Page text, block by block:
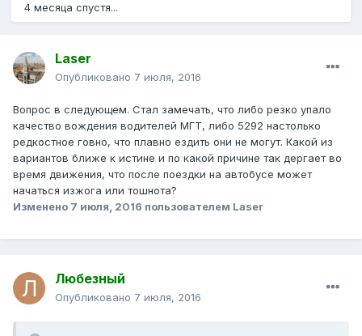
4 месяца спустя...
Laser
Опубликовано 7 июля, 2016
Вопрос в следующем. Стал замечать, что либо резко упало
качество вождения водителей МГТ, либо 5292 настолько
редкостное говно, что плавно ездить они не могут. Какой из
вариантов ближе к истине и по какой причине так дергает во
время движения, что после поездки на автобусе может
начаться изжога или тошнота?
Изменено 7 июля, 2016 пользователем Laser
Любезный
Опубликовано 7 июля, 2016